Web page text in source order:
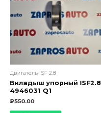
Двигатель ISF 2.8
Вкладыш упорный ISF2.8
4946031 Q1
₽550.00